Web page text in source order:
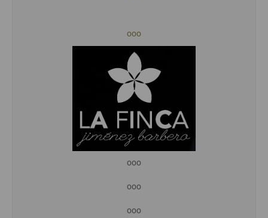
ooo
ooo
ooo
ooo